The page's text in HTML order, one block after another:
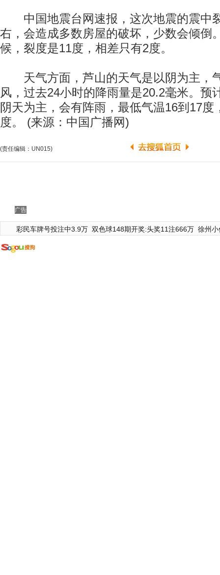
中国地震台网速报，这次地震的震中
右，会造成多数房屋的破坏，少数会倾倒
候，裂度是11度，相差只有2度。
天气方面，芦山的天气是以阴为主，
风，过去24小时的降雨量是20.2毫米。预
阴天为主，会有阵雨，最低气温16到17度
度。 (来源：中国广播网)
(责任编辑：UN015)
广告
彩民车牌号投注中3.9万 双色球148期开奖:头奖11注666万 徐州